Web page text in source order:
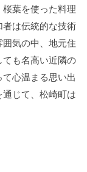
葉を使った料理
は伝統的な技術
気の中、地元住
ても名高い近隣の
心温まる思い出
じて、松崎町は